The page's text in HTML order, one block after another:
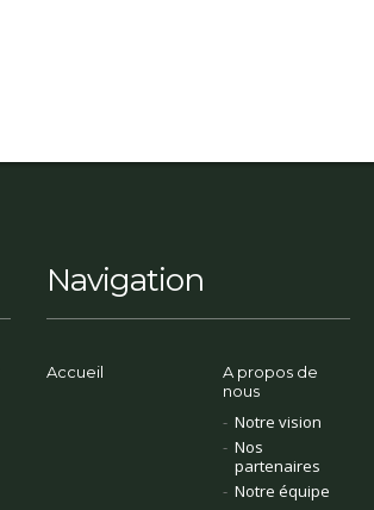
Navigation
Accueil
A propos de
nous
Notre vision
Nos
partenaires
Notre équipe